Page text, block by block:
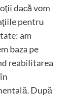
dacă vom
pentru
am
baza pe
reabilitarea
După